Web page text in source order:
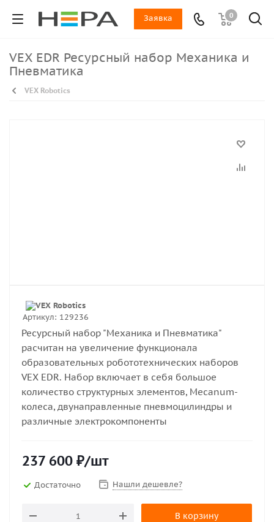
0
Заявка
VEX EDR Ресурсный набор Механика и
Пневматика
VEX Robotics
Артикул: 129236
Ресурсный набор "Механика и Пневматика"
расчитан на увеличение функционала
образовательных робототехнических наборов
VEX EDR. Набор включает в себя большое
количество структурных элементов, Mecanum-
колеса, двунаправленные пневмоцилиндры и
различные электрокомпоненты
237 600 ₽/шт
Достаточно Нашли дешевле?
В корзину